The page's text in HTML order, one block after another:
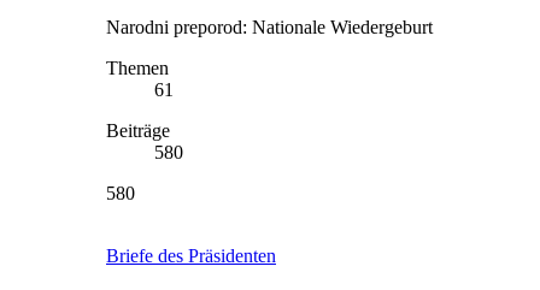
Narodni preporod: Nationale Wiedergeburt
Themen
61
Beiträge
580
580
Briefe des Präsidenten